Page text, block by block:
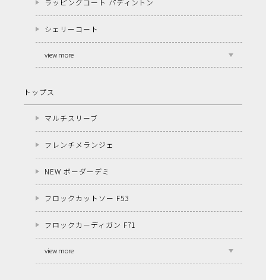
シェリーコート
view more
トップス
マルチスリーブ
フレンチメランジェ
NEW ボーダーデミ
フロックカットソー F53
フロックカーディガン F71
view more